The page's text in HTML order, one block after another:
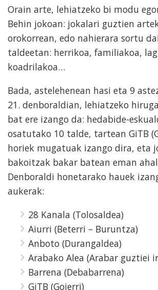
Orain arte, lehiatzeko bi modu
Behin jokoan: jokalari guztien
orokorrean, edo nahierara sortu
taldeetan: herrikoa, familiakoa,
koadrilakoa…
Bada, astelehenean hasi eta 9
21. denboraldian, lehiatzeko
bat ere izango da: hedabide-
osatutako 10 talde, tartean GiTB
horiek mugatuak izango dira, eta
bakoitzak bakar batean eman
Denboraldi honetarako hauek
aukerak:
28 Kanala (Tolosaldea)
Aiurri (Beterri – Buruntza)
Anboto (Durangaldea)
Arabako Alea (Arabar guztiei
Barrena (Debabarrena)
GiTB (Goierri)